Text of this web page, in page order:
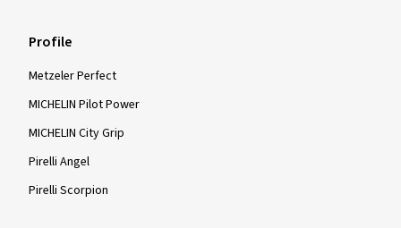
Profile
Metzeler Perfect
MICHELIN Pilot Power
MICHELIN City Grip
Pirelli Angel
Pirelli Scorpion